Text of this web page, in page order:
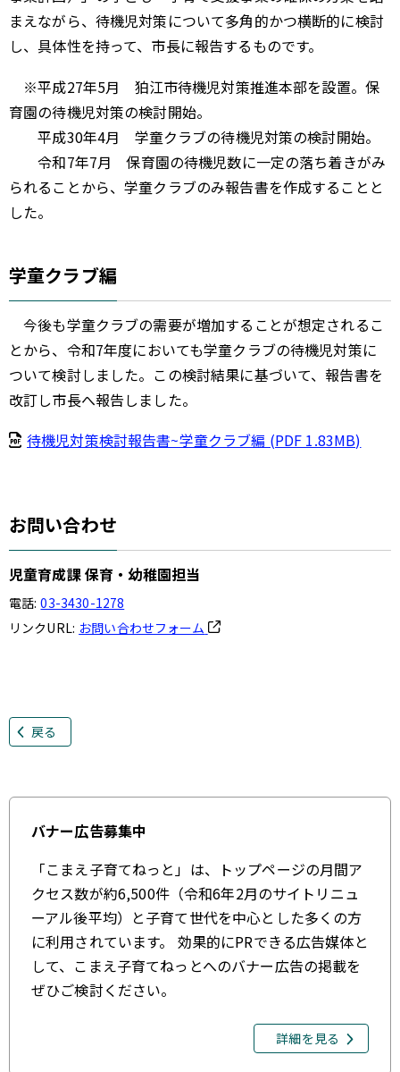
まえながら、待機児対策について多角的かつ横断的に検討
し、具体性を持って、市長に報告するものです。
※平成27年5月 狛江市待機児対策推進本部を設置。保
育園の待機児対策の検討開始。
平成30年4月 学童クラブの待機児対策の検討開始。
令和7年7月 保育園の待機児数に一定の落ち着きがみ
られることから、学童クラブのみ報告書を作成することと
した。
学童クラブ編
今後も学童クラブの需要が増加することが想定されるこ
とから、令和7年度においても学童クラブの待機児対策に
ついて検討しました。この検討結果に基づいて、報告書を
改訂し市長へ報告しました。
待機児対策検討報告書~学童クラブ編 (PDF 1.83MB)
お問い合わせ
児童育成課 保育・幼稚園担当
電話: 03-3430-1278
リンクURL: お問い合わせフォーム
戻る
バナー広告募集中
「こまえ子育てねっと」は、トップページの月間ア
クセス数が約6,500件（令和6年2月のサイトリニュ
ーアル後平均）と子育て世代を中心とした多くの方
に利用されています。 効果的にPRできる広告媒体と
して、こまえ子育てねっとへのバナー広告の掲載を
ぜひご検討ください。
詳細を見る